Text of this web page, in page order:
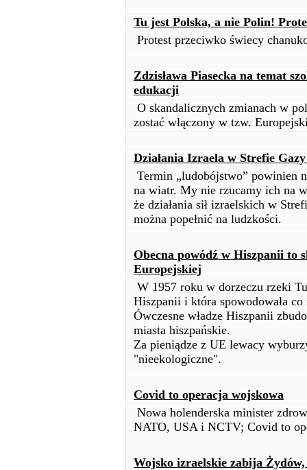
Tu jest Polska, a nie Polin!
Protest przeciwko świecy
Zdzisława Piasecka na temat
edukacji
O skandalicznych zmianach w
zostać włączony w tzw.
Działania Izraela w Strefie
Termin „ludobójstwo” powinien
na wiatr. My nie rzucamy ich na
że działania sił izraelskich w
można popełnić na ludzkości.
Obecna powódź w Hiszpanii to
Europejskiej
W 1957 roku w dorzeczu rzeki
Hiszpanii i która spowodowała
Ówczesne władze Hiszpanii
miasta hiszpańskie.
Za pieniądze z UE lewacy
"nieekologiczne".
Covid to operacja wojskowa
Nowa holenderska minister
NATO, USA i NCTV; Covid to
Wojsko izraelskie zabija